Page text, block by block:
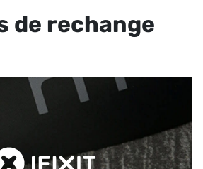
de rechange